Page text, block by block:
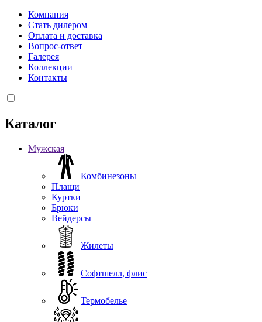
Компания
Стать дилером
Оплата и доставка
Вопрос-ответ
Галерея
Коллекции
Контакты
Каталог
Мужская
Комбинезоны
Плащи
Куртки
Брюки
Вейдерсы
Жилеты
Софтшелл, флис
Термобелье